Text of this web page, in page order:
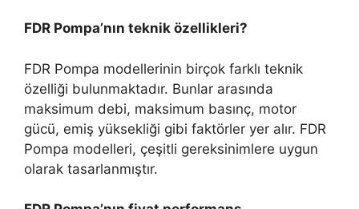
FDR Pompa’nın teknik özellikleri?
FDR Pompa modellerinin birçok farklı teknik
özelliği bulunmaktadır. Bunlar arasında
maksimum debi, maksimum basınç, motor
gücü, emiş yüksekliği gibi faktörler yer alır. FDR
Pompa modelleri, çeşitli gereksinimlere uygun
olarak tasarlanmıştır.